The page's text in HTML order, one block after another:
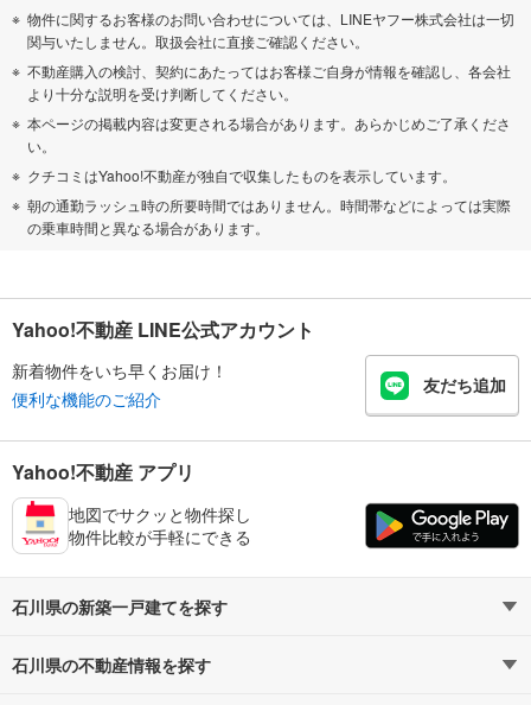
物件に関するお客様のお問い合わせについては、LINEヤフー株式会社は一切
関与いたしません。取扱会社に直接ご確認ください。
不動産購入の検討、契約にあたってはお客様ご自身が情報を確認し、各会社
より十分な説明を受け判断してください。
本ページの掲載内容は変更される場合があります。あらかじめご了承くださ
い。
クチコミはYahoo!不動産が独自で収集したものを表示しています。
朝の通勤ラッシュ時の所要時間ではありません。時間帯などによっては実際
の乗車時間と異なる場合があります。
Yahoo!不動産 LINE公式アカウント
新着物件をいち早くお届け！
便利な機能のご紹介
友だち追加
Yahoo!不動産 アプリ
地図でサクッと物件探し
物件比較が手軽にできる
石川県の新築一戸建てを探す
路線・駅から探す
石川県の不動産情報を探す